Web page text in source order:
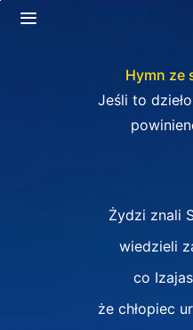
Hymn ze
Jeśli to
Żydzi znali
wiedzieli
co
że chłopiec